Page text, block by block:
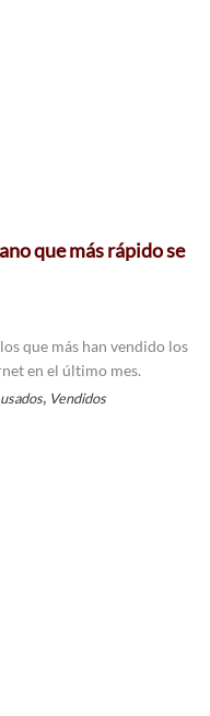
que más rápido se
que más han vendido los
en el último mes.
usados, Vendidos